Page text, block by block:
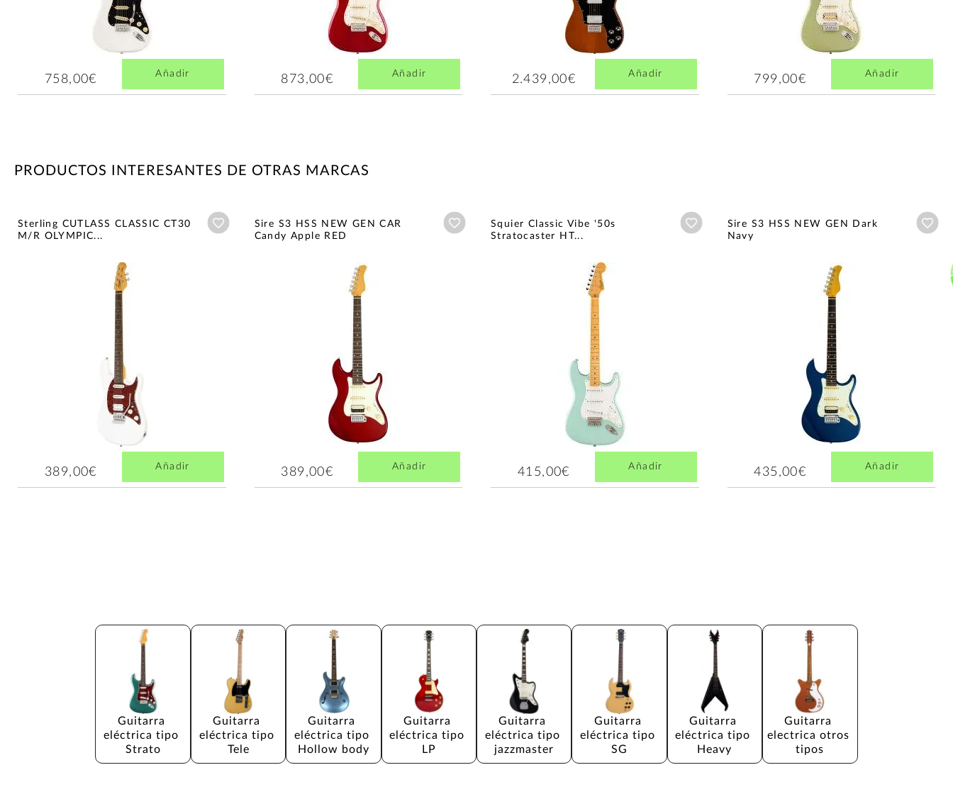
758,00€ Añadir 873,00€ Añadir 2.439,00€ Añadir 799,00€ Añadir
PRODUCTOS INTERESANTES DE OTRAS MARCAS
Sterling CUTLASS CLASSIC CT30
M/R OLYMPIC...
Añadir a wishlist
389,00€ Añadir
Sire S3 HSS NEW GEN CAR
Candy Apple RED
Añadir a wishlist
389,00€ Añadir
Squier Classic Vibe '50s
Stratocaster HT...
Añadir a wishlist
415,00€ Añadir
Sire S3 HSS NEW GEN Dark
Navy
435,00€ Añadir
Guitarra
eléctrica tipo
Strato
Guitarra
eléctrica tipo
Tele
Guitarra
eléctrica tipo
Hollow body
Guitarra
eléctrica tipo
LP
Guitarra
eléctrica tipo
jazzmaster
Guitarra
eléctrica tipo
SG
Guitarra
eléctrica tipo
Heavy
Guitarra
electrica otros
tipos